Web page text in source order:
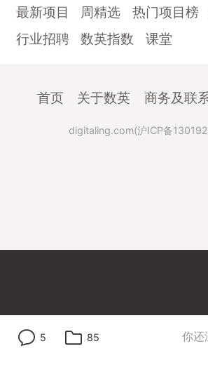
5 85 你还
最新项目
周精选 热门项目榜
行业招聘
数英指数 课堂
首页 关于数英 商务及联
digitaling.com(沪ICP备